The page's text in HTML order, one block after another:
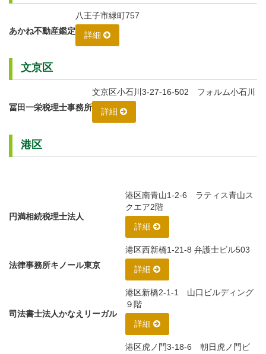
あかね不動産鑑定
八王子市緑町757
詳細
文京区
冨田一栄税理士事務所
文京区小石川3-27-16-502 フォルム小石川
詳細
港区
円満相続税理士法人
港区南青山1-2-6 ラティス青山ス
クエア2階
詳細
法律事務所キノール東京
港区西新橋1-21-8 弁護士ビル503
詳細
司法書士法人かなえリーガル
港区新橋2-1-1 山口ビルディング
９階
詳細
港区虎ノ門3-18-6 朝日虎ノ門ビ